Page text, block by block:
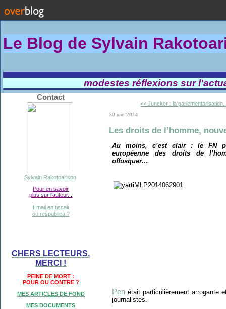
Le Blog de Sylvain Rakotoa
modestes réflexions sur
Contact
Sylvain Rakotoarison
Pour en savoir
plus sur l'auteur...
Email en tiscali
ou respublica ?
CHERS LECTEURS,
MERCI !
PEINE DE MORT :
POUR OU CONTRE ?
MES ARTICLES DE FOND
MES DOCUMENTS
<< Juncker : la
30 juin 2014
Les droits de l’homme,
Au moins, c’est clair : le FN
européenne des droits de
offusquer…
Pen était particulièrement arrogante
journalistes.